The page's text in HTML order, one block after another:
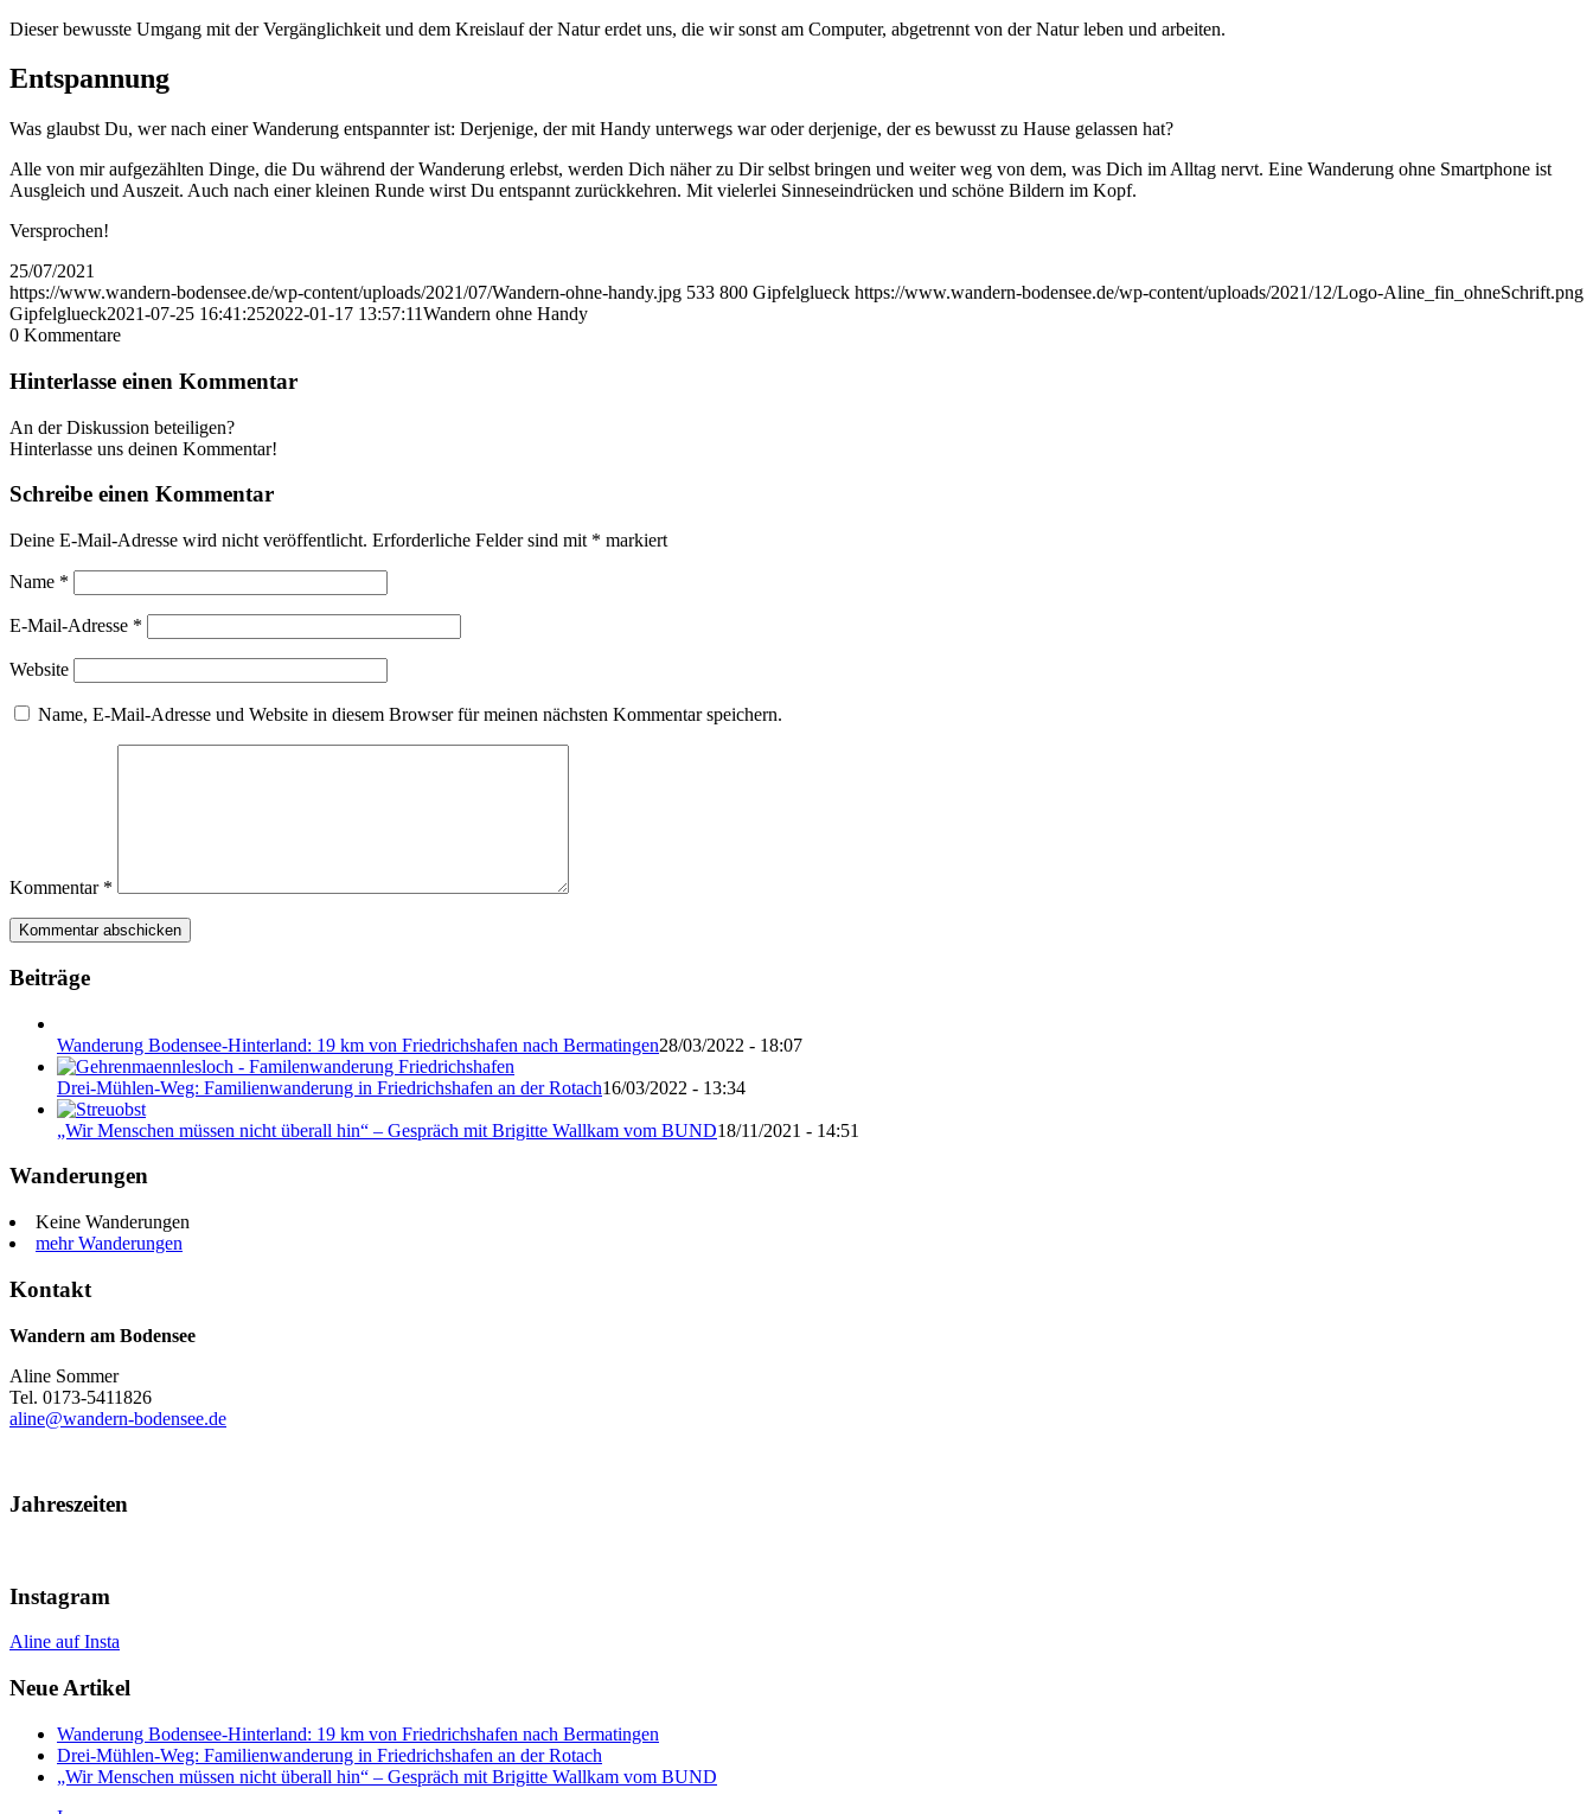
Dieser bewusste Umgang mit der Vergänglichkeit und dem Kreislauf der Natur erdet uns, die wir sonst am Computer, abgetrennt von der Natur leben und arbeiten.
Entspannung
Was glaubst Du, wer nach einer Wanderung entspannter ist: Derjenige, der mit Handy unterwegs war oder derjenige, der es bewusst zu Hause gelassen hat?
Alle von mir aufgezählten Dinge, die Du während der Wanderung erlebst, werden Dich näher zu Dir selbst bringen und weiter weg von dem, was Dich im Alltag nervt. Eine Wanderung ohne Smartphone ist
Ausgleich und Auszeit. Auch nach einer kleinen Runde wirst Du entspannt zurückkehren. Mit vielerlei Sinneseindrücken und schöne Bildern im Kopf.
Versprochen!
25/07/2021
https://www.wandern-bodensee.de/wp-content/uploads/2021/07/Wandern-ohne-handy.jpg 533 800 Gipfelglueck https://www.wandern-bodensee.de/wp-content/uploads/2021/12/Logo-Aline_fin_ohneSchrift.png
Gipfelglueck2021-07-25 16:41:252022-01-17 13:57:11Wandern ohne Handy
0 Kommentare
Hinterlasse einen Kommentar
An der Diskussion beteiligen?
Hinterlasse uns deinen Kommentar!
Schreibe einen Kommentar
Deine E-Mail-Adresse wird nicht veröffentlicht. Erforderliche Felder sind mit * markiert
Name *
E-Mail-Adresse *
Website
Name, E-Mail-Adresse und Website in diesem Browser für meinen nächsten Kommentar speichern.
Kommentar *
Beiträge
Wanderung Bodensee-Hinterland: 19 km von Friedrichshafen nach Bermatingen28/03/2022 - 18:07
Drei-Mühlen-Weg: Familienwanderung in Friedrichshafen an der Rotach16/03/2022 - 13:34
„Wir Menschen müssen nicht überall hin“ – Gespräch mit Brigitte Wallkam vom BUND18/11/2021 - 14:51
Wanderungen
Keine Wanderungen
mehr Wanderungen
Kontakt
Wandern am Bodensee
Aline Sommer
Tel. 0173-5411826
aline@wandern-bodensee.de
Jahreszeiten
Instagram
Aline auf Insta
Neue Artikel
Wanderung Bodensee-Hinterland: 19 km von Friedrichshafen nach Bermatingen
Drei-Mühlen-Weg: Familienwanderung in Friedrichshafen an der Rotach
„Wir Menschen müssen nicht überall hin“ – Gespräch mit Brigitte Wallkam vom BUND